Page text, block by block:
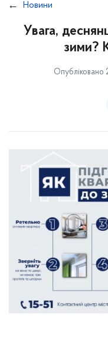
Новини
Увага,
зими?
Опубліковано